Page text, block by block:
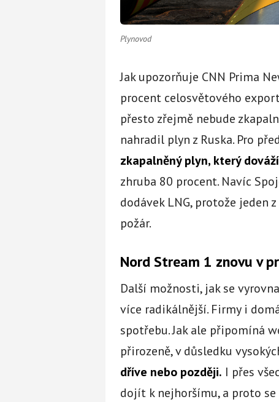
Plynovod
Jak upozorňuje CNN Prima
procent celosvětového
přesto zřejmě nebude
nahradil plyn z Ruska. Pro
zkapalněný plyn, který dováží
zhruba 80 procent. Navíc
dodávek LNG, protože jeden
požár.
Nord Stream 1 znovu v
Další možnosti, jak se
více radikálnější. Firmy i
spotřebu. Jak ale připomíná
přirozeně, v důsledku
dříve nebo později. I přes
dojít k nejhoršímu, a proto se